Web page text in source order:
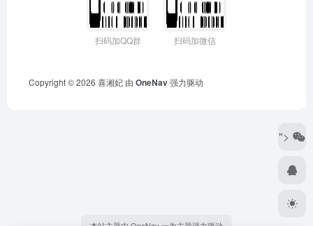
扫码加QQ群 扫码加微信
Copyright © 2026 喜湘妃 由 OneNav强力驱动
">